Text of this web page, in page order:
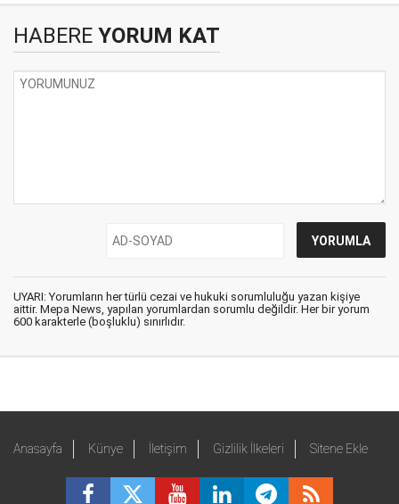
HABERE YORUM KAT
UYARI: Yorumların her türlü cezai ve hukuki sorumluluğu yazan kişiye
aittir. Mepa News, yapılan yorumlardan sorumlu değildir. Her bir yorum
600 karakterle (boşluklu) sınırlıdır.
Anasayfa Künye İletişim Gizlilik İlkeleri Sitene Ekle